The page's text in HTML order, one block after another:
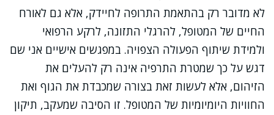
לא מדובר רק בהתאמת התרופה לחיידק, אלא גם לאורח
החיים של המטופל, להרגלי התזונה, לרקע הרפואי
ולמידת שיתוף הפעולה הצפויה. במפגשים אישיים אני שם
דגש על כך שמטרת התרפיה אינה רק להעלים את
הזיהום, אלא לעשות זאת בצורה שמכבדת את הגוף ואת
החוויות היומיומיות של המטופל. זו הסיבה שמעקב, תיקון